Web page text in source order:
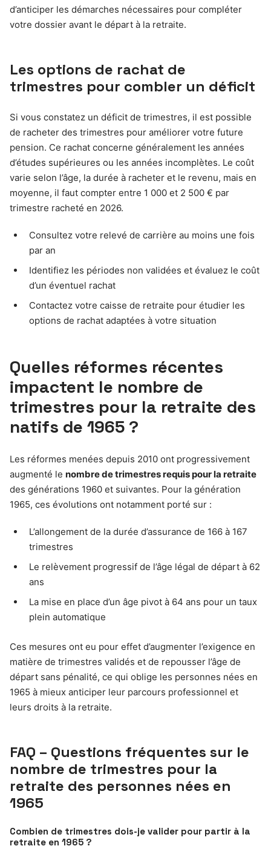
d’anticiper les démarches nécessaires pour compléter
votre dossier avant le départ à la retraite.
Les options de rachat de
trimestres pour combler un déficit
Si vous constatez un déficit de trimestres, il est possible
de racheter des trimestres pour améliorer votre future
pension. Ce rachat concerne généralement les années
d’études supérieures ou les années incomplètes. Le coût
varie selon l’âge, la durée à racheter et le revenu, mais en
moyenne, il faut compter entre 1 000 et 2 500 € par
trimestre racheté en 2026.
Consultez votre relevé de carrière au moins une fois
par an
Identifiez les périodes non validées et évaluez le coût
d’un éventuel rachat
Contactez votre caisse de retraite pour étudier les
options de rachat adaptées à votre situation
Quelles réformes récentes
impactent le nombre de
trimestres pour la retraite des
natifs de 1965 ?
Les réformes menées depuis 2010 ont progressivement
augmenté le nombre de trimestres requis pour la retraite
des générations 1960 et suivantes. Pour la génération
1965, ces évolutions ont notamment porté sur :
L’allongement de la durée d’assurance de 166 à 167
trimestres
Le relèvement progressif de l’âge légal de départ à 62
ans
La mise en place d’un âge pivot à 64 ans pour un taux
plein automatique
Ces mesures ont eu pour effet d’augmenter l’exigence en
matière de trimestres validés et de repousser l’âge de
départ sans pénalité, ce qui oblige les personnes nées en
1965 à mieux anticiper leur parcours professionnel et
leurs droits à la retraite.
FAQ – Questions fréquentes sur le
nombre de trimestres pour la
retraite des personnes nées en
1965
Combien de trimestres dois-je valider pour partir à la
retraite en 1965 ?